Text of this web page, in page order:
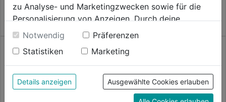
Sternen.
Angebot gültig bis: 08.09.2026
zu Analyse- und Marketingzwecken sowie für die
Personalisierung von Anzeigen. Durch deine
Einwilligung werden die Daten von Drittanbieter,
unter anderem auch in den USA, verarbeitet.
Durch Klick auf "Alle Cookies erlauben" stimmst du
der Verwendung aller Cookies zu. Unter "Details
anzeigen" findest du alle Infos zu den
unterschiedlichen Cookies, unter "Cookies
Notwendig
Präferenzen
Statistiken
Marketing
Details anzeigen Ausgewählte Cookies erlauben